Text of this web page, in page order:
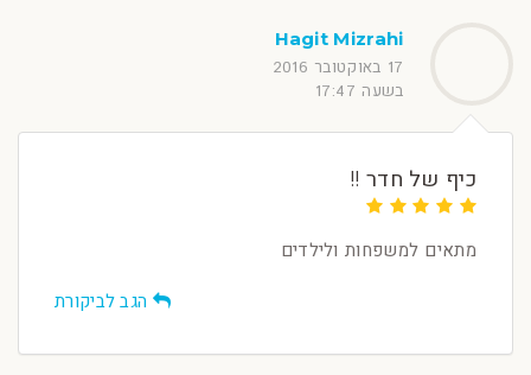
Hagit Mizrahi
17 באוקטובר 2016
בשעה 17:47
כיף של חדר !!
מתאים למשפחות ולילדים
הגב לביקורת